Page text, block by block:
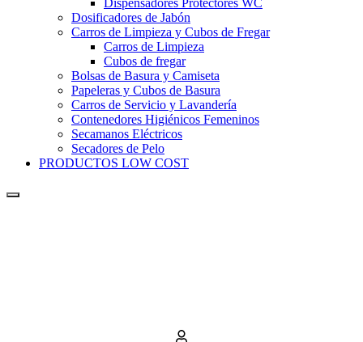
Dispensadores Protectores WC
Dosificadores de Jabón
Carros de Limpieza y Cubos de Fregar
Carros de Limpieza
Cubos de fregar
Bolsas de Basura y Camiseta
Papeleras y Cubos de Basura
Carros de Servicio y Lavandería
Contenedores Higiénicos Femeninos
Secamanos Eléctricos
Secadores de Pelo
PRODUCTOS LOW COST